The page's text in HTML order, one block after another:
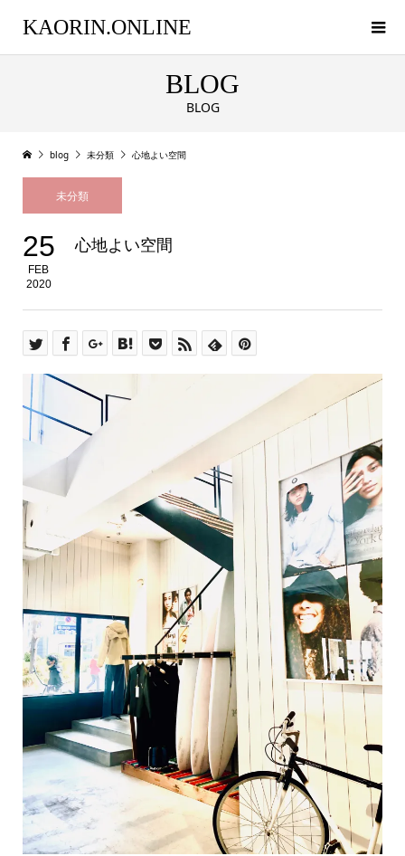
KAORIN.ONLINE
BLOG
BLOG
blog 未分類 心地よい空間
未分類
25
FEB
2020
心地よい空間